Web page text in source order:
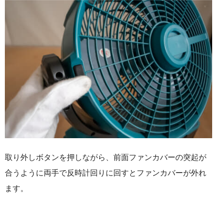
取り外しボタンを押しながら、前面ファンカバーの突起が
合うように両手で反時計回りに回すとファンカバーが外れ
ます。